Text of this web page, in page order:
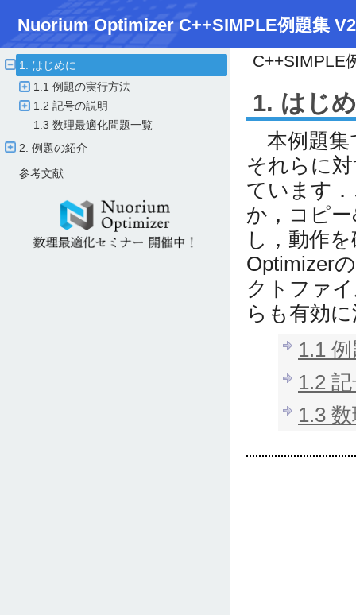
Nuorium Optimizer C++SIMPLE例題集
1. はじめに
1.1 例題の実行方法
1.2 記号の説明
1.3 数理最適化問題一覧
2. 例題の紹介
参考文献
C++SIMPLE
1. はじ
本例題集
それらに
ています
か，コピ
し，動作
Optimizer
クトファ
らも有効
1.1
1.2
1.3